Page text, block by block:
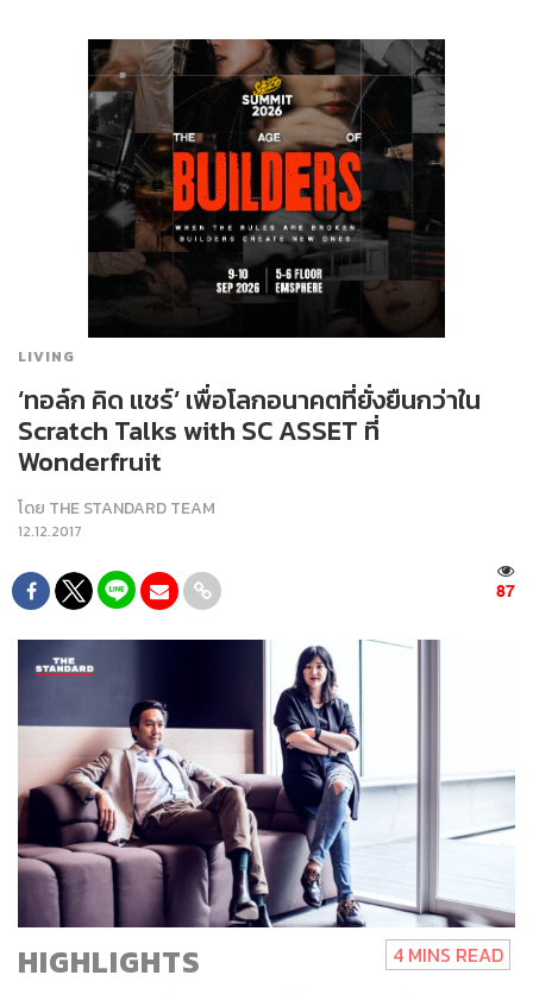
LIVING
‘ทอล์ก คิด แชร์’ เพื่อโลกอนาคตที่ยั่งยืนกว่าใน
Scratch Talks with SC ASSET ที่
Wonderfruit
โดย THE STANDARD TEAM
12.12.2017
87
HIGHLIGHTS 4 MINS READ